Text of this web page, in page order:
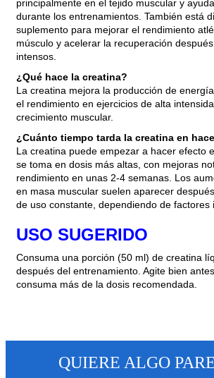
principalmente en el tejido muscular y
durante los entrenamientos. También está
suplemento para mejorar el rendimiento
músculo y acelerar la recuperación
intensos.
¿Qué hace la creatina?
La creatina mejora la producción de
el rendimiento en ejercicios de alta
crecimiento muscular.
¿Cuánto tiempo tarda la creatina en
La creatina puede empezar a hacer efecto
se toma en dosis más altas, con mejoras
rendimiento en unas 2-4 semanas. Los
en masa muscular suelen aparecer
de uso constante, dependiendo de factores
USO SUGERIDO
Consuma una porción (50 ml) de creatina
después del entrenamiento. Agite bien
consuma más de la dosis recomendada.
QUIERE ALGO